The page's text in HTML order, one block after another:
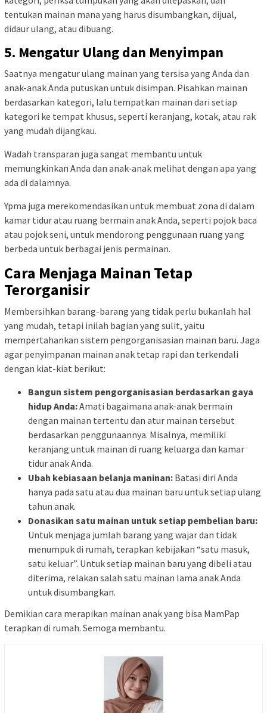
tentukan mainan mana yang harus disumbangkan, dijual,
didaur ulang, atau dibuang.
5. Mengatur Ulang dan Menyimpan
Saatnya mengatur ulang mainan yang tersisa yang Anda dan
anak-anak Anda putuskan untuk disimpan. Pisahkan mainan
berdasarkan kategori, lalu tempatkan mainan dari setiap
kategori ke tempat khusus, seperti keranjang, kotak, atau rak
yang mudah dijangkau.
Wadah transparan juga sangat membantu untuk
memungkinkan Anda dan anak-anak melihat dengan apa yang
ada di dalamnya.
Ypma juga merekomendasikan untuk membuat zona di dalam
kamar tidur atau ruang bermain anak Anda, seperti pojok baca
atau pojok seni, untuk mendorong penggunaan ruang yang
berbeda untuk berbagai jenis permainan.
Cara Menjaga Mainan Tetap
Terorganisir
Membersihkan barang-barang yang tidak perlu bukanlah hal
yang mudah, tetapi inilah bagian yang sulit, yaitu
mempertahankan sistem pengorganisasian mainan baru. Jaga
agar penyimpanan mainan anak tetap rapi dan terkendali
dengan kiat-kiat berikut:
Bangun sistem pengorganisasian berdasarkan gaya
hidup Anda:Amati bagaimana anak-anak bermain
dengan mainan tertentu dan atur mainan tersebut
berdasarkan penggunaannya. Misalnya, memiliki
keranjang untuk mainan di ruang keluarga dan kamar
tidur anak Anda.
Ubah kebiasaan belanja maninan: Batasi diri Anda
hanya pada satu atau dua mainan baru untuk setiap ulang
tahun anak.
Donasikan satu mainan untuk setiap pembelian baru:
Untuk menjaga jumlah barang yang wajar dan tidak
menumpuk di rumah, terapkan kebijakan “satu masuk,
satu keluar”. Untuk setiap mainan baru yang dibeli atau
diterima, relakan salah satu mainan lama anak Anda
untuk disumbangkan.
Demikian cara merapikan mainan anak yang bisa MamPap
terapkan di rumah. Semoga membantu.